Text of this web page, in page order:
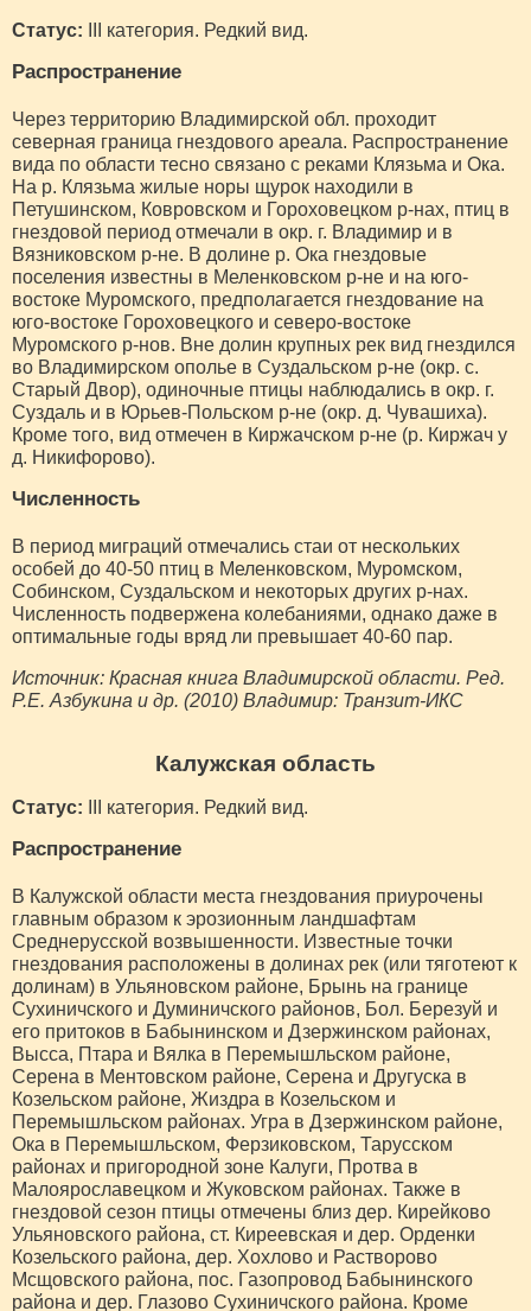
Статус: III категория. Редкий вид.
Распространение
Через территорию Владимирской обл. проходит
северная граница гнездового ареала. Распространение
вида по области тесно связано с реками Клязьма и Ока.
На р. Клязьма жилые норы щурок находили в
Петушинском, Ковровском и Гороховецком р-нах, птиц в
гнездовой период отмечали в окр. г. Владимир и в
Вязниковском р-не. В долине р. Ока гнездовые
поселения известны в Меленковском р-не и на юго-
востоке Муромского, предполагается гнездование на
юго-востоке Гороховецкого и северо-востоке
Муромского р-нов. Вне долин крупных рек вид гнездился
во Владимирском ополье в Суздальском р-не (окр. с.
Старый Двор), одиночные птицы наблюдались в окр. г.
Суздаль и в Юрьев-Польском р-не (окр. д. Чувашиха).
Кроме того, вид отмечен в Киржачском р-не (р. Киржач у
д. Никифорово).
Численность
В период миграций отмечались стаи от нескольких
особей до 40-50 птиц в Меленковском, Муромском,
Собинском, Суздальском и некоторых других р-нах.
Численность подвержена колебаниями, однако даже в
оптимальные годы вряд ли превышает 40-60 пар.
Источник: Красная книга Владимирской области. Ред.
Р.Е. Азбукина и др. (2010) Владимир: Транзит-ИКС
Калужская область
Статус: III категория. Редкий вид.
Распространение
В Калужской области места гнездования приурочены
главным образом к эрозионным ландшафтам
Среднерусской возвышенности. Известные точки
гнездования расположены в долинах рек (или тяготеют к
долинам) в Ульяновском районе, Брынь на границе
Сухиничского и Думиничского районов, Бол. Березуй и
его притоков в Бабынинском и Дзержинском районах,
Высса, Птара и Вялка в Перемышльском районе,
Серена в Ментовском районе, Серена и Другуска в
Козельском районе, Жиздра в Козельском и
Перемышльском районах. Угра в Дзержинском районе,
Ока в Перемышльском, Ферзиковском, Тарусском
районах и пригородной зоне Калуги, Протва в
Малоярославецком и Жуковском районах. Также в
гнездовой сезон птицы отмечены близ дер. Кирейково
Ульяновского района, ст. Киреевская и дер. Орденки
Козельского района, дер. Хохлово и Растворово
Мсщовского района, пос. Газопровод Бабынинского
района и дер. Глазово Сухиничского района. Кроме